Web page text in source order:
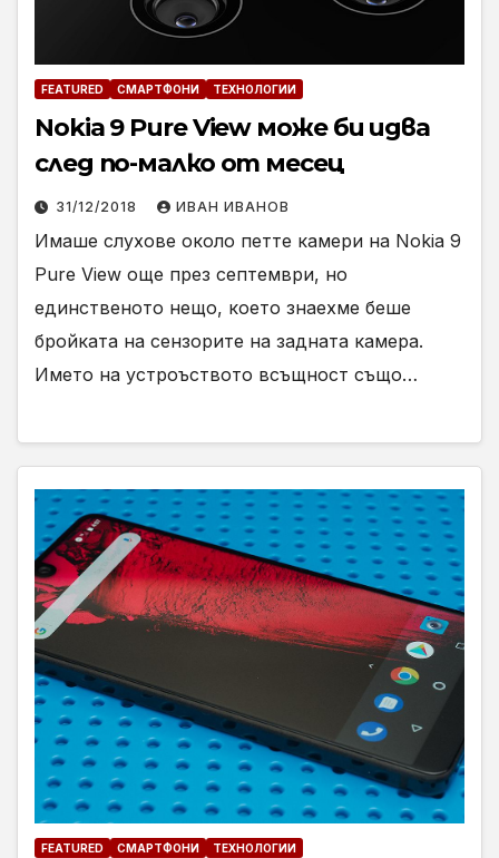
FEATURED СМАРТФОНИ ТЕХНОЛОГИИ
Nokia 9 Pure View може би идва
след по-малко от месец
31/12/2018 ИВАН ИВАНОВ
Имаше слухове около петте камери на Nokia 9
Pure View още през септември, но
единственото нещо, което знаехме беше
бройката на сензорите на задната камера.
Името на устроъството всъщност също…
FEATURED СМАРТФОНИ ТЕХНОЛОГИИ